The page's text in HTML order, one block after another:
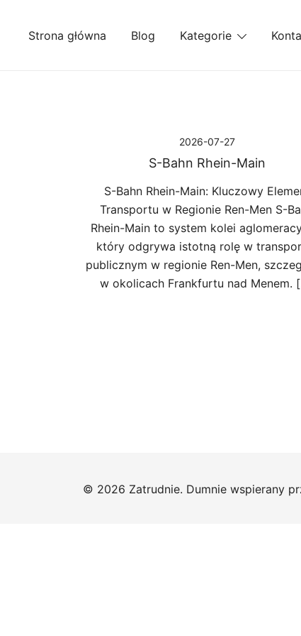
Strona główna Blog Kategorie
2026-07-27
S-Bahn Rhein-Main
S-Bahn Rhein-Main: Kluczowy
Transportu w Regionie Ren-Men S-
Rhein-Main to system kolei
który odgrywa istotną rolę w
publicznym w regionie Ren-Men,
w okolicach Frankfurtu nad Menem.
© 2026 Zatrudnie. Dumnie wspierany